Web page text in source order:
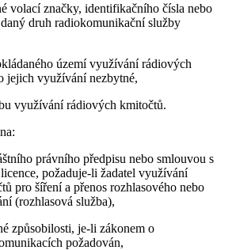
volací značky, identifikačního čísla nebo
druh radiokomunikační služby
území využívání rádiových
jejich využívání nezbytné,
využívání rádiových kmitočtů.
právního předpisu nebo smlouvou s
požaduje-li žadatel využívání
pro šíření a přenos rozhlasového nebo
(rozhlasová služba),
způsobilosti, je-li zákonem o
požadován,